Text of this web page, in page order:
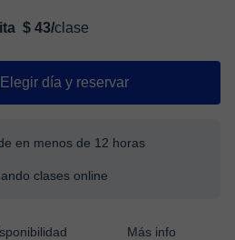
$ 43/clase
Elegir día y reservar
en menos de 12 horas
clases online
Más info